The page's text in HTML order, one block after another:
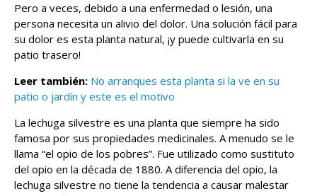
Pero a veces, debido a una enfermedad o lesión, una
persona necesita un alivio del dolor. Una solución fácil para
su dolor es esta planta natural, ¡y puede cultivarla en su
patio trasero!
Leer también: No arranques esta planta si la ve en su
patio o jardín y este es el motivo
La lechuga silvestre es una planta que siempre ha sido
famosa por sus propiedades medicinales. A menudo se le
llama “el opio de los pobres”. Fue utilizado como sustituto
del opio en la década de 1880. A diferencia del opio, la
lechuga silvestre no tiene la tendencia a causar malestar